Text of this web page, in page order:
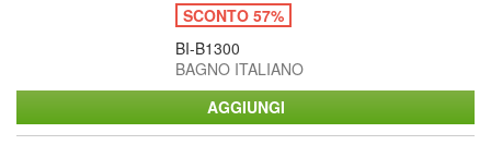
SCONTO 57%
BI-B1300
BAGNO ITALIANO